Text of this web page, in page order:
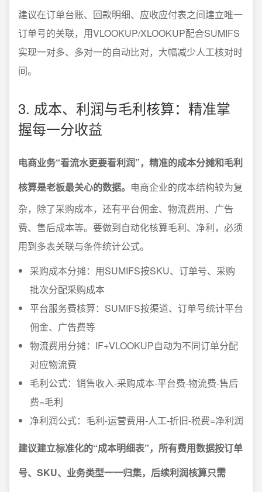
建议在订单台账、回款明细、应收应付表之间建立唯一
订单号的关联，用VLOOKUP/XLOOKUP配合SUMIFS
实现一对多、多对一的自动比对，大幅减少人工核对时
间。
3. 成本、利润与毛利核算：精准掌
握每一分收益
电商业务“看流水更要看利润”，精准的成本分摊和毛利
核算是老板最关心的数据。 电商企业的成本结构较为复
杂，除了采购成本，还有平台佣金、物流费用、广告
费、售后成本等。要做到自动化核算毛利、净利，必须
用到多表关联与条件统计公式。
采购成本分摊：用SUMIFS按SKU、订单号、采购
批次分配采购成本
平台服务费核算：SUMIFS按渠道、订单号统计平台
佣金、广告费等
物流费用分摊：IF+VLOOKUP自动为不同订单分配
对应物流费
毛利公式：销售收入-采购成本-平台费-物流费-售后
费=毛利
净利润公式：毛利-运营费用-人工-折旧-税费=净利润
建议建立标准化的“成本明细表”，所有费用数据按订单
号、SKU、业务类型一一归集，后续利润核算只需